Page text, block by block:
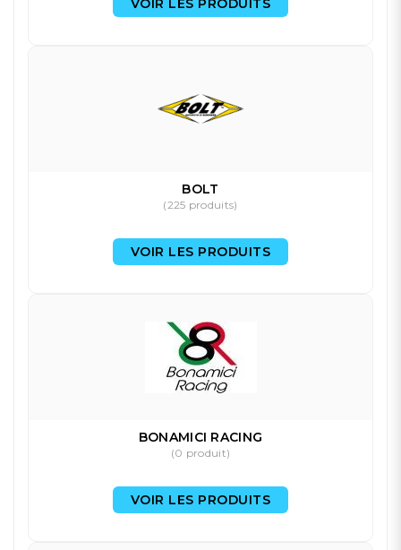
VOIR LES PRODUITS
BOLT
(225 produits)
VOIR LES PRODUITS
BONAMICI RACING
(0 produit)
VOIR LES PRODUITS